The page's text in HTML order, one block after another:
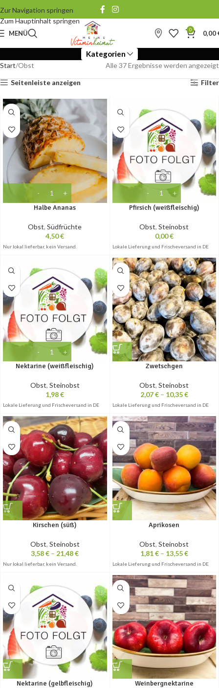
Zur Navigation springen
Zum Hauptinhalt springen
MENÜ 0 0,00
Kategorien
Start Obst Alle 37 Ergebnisse werden angezeigt
Seitenleiste anzeigen Filter
Halbe Ananas
Obst,Südfrüchte
4,50€
Nur lokal lieferbar, kein Versand.
Pfirsich (weißfleischig)
Obst,Steinobst
0,00€
Lokale Lieferung und Frischeversand in DE
Nektarine (weißfleischig)
Obst, Steinobst
1,98€
Lokale Lieferung und Frischeversand in DE
Zwetschgen
Obst,Steinobst
2,07€– 10,35€
Lokale Lieferung und Frischeversand in DE
Kirschen (süß)
Obst, Steinobst
3,58€ – 21,48€
Nur lokal lieferbar, kein Versand.
Aprikosen
Obst,Steinobst
1,81€– 13,55€
Lokale Lieferung und Frischeversand in DE
Nektarine (gelbfleischig) Weinbergnektarine